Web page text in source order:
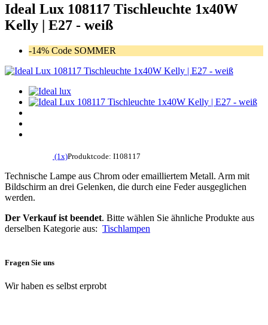
Ideal Lux 108117 Tischleuchte 1x40W
Kelly | E27 - weiß
-14% Code SOMMER
(1x)Produktcode: I108117
Technische Lampe aus Chrom oder emailliertem Metall. Arm mit
Bildschirm an drei Gelenken, die durch eine Feder ausgeglichen
werden.
Der Verkauf ist beendet. Bitte wählen Sie ähnliche Produkte aus
derselben Kategorie aus: Tischlampen
Fragen Sie uns
Wir haben es selbst erprobt